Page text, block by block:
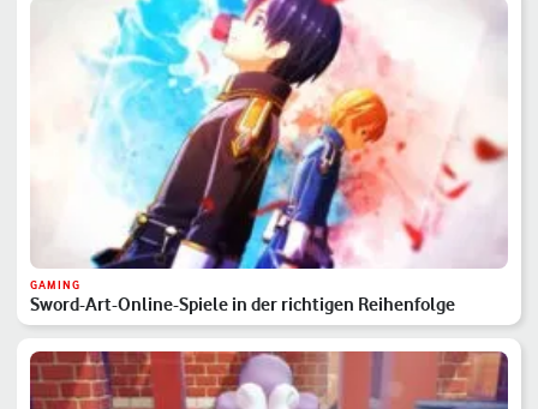
GAMING
Sword-Art-Online-Spiele in der richtigen Reihenfolge